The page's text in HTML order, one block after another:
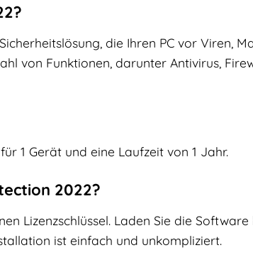
die Ihren PC vor Viren,
von Funktionen, darunter Antivirus,
1 Gerät und eine Laufzeit von 1 Jahr.
2022?
Lizenzschlüssel. Laden Sie die
ist einfach und unkompliziert.